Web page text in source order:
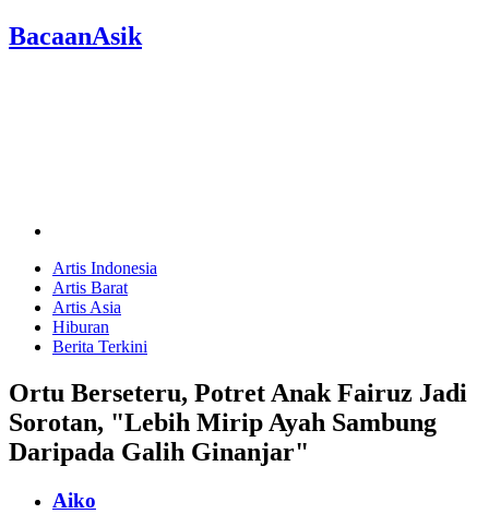
BacaanAsik
Artis Indonesia
Artis Barat
Artis Asia
Hiburan
Berita Terkini
Ortu Berseteru, Potret Anak Fairuz Jadi
Sorotan, "Lebih Mirip Ayah Sambung
Daripada Galih Ginanjar"
Aiko